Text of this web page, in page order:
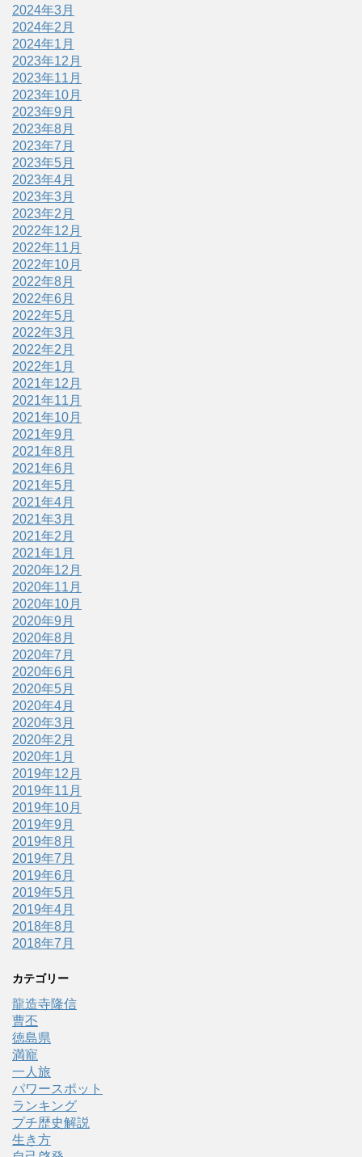
2024年3月
2024年2月
2024年1月
2023年12月
2023年11月
2023年10月
2023年9月
2023年8月
2023年7月
2023年5月
2023年4月
2023年3月
2023年2月
2022年12月
2022年11月
2022年10月
2022年8月
2022年6月
2022年5月
2022年3月
2022年2月
2022年1月
2021年12月
2021年11月
2021年10月
2021年9月
2021年8月
2021年6月
2021年5月
2021年4月
2021年3月
2021年2月
2021年1月
2020年12月
2020年11月
2020年10月
2020年9月
2020年8月
2020年7月
2020年6月
2020年5月
2020年4月
2020年3月
2020年2月
2020年1月
2019年12月
2019年11月
2019年10月
2019年9月
2019年8月
2019年7月
2019年6月
2019年5月
2019年4月
2018年8月
2018年7月
カテゴリー
龍造寺隆信
曹丕
徳島県
満寵
一人旅
パワースポット
ランキング
プチ歴史解説
生き方